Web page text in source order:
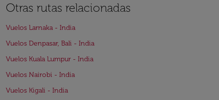
Otras rutas relacionadas
Vuelos Larnaka - India
Vuelos Denpasar, Bali - India
Vuelos Kuala Lumpur - India
Vuelos Nairobi - India
Vuelos Kigali - India